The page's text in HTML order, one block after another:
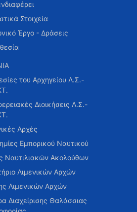
Στοιχεία
Έργο - Δράσεις
του Αρχηγείου Λ.Σ.-
Διοικήσεις Λ.Σ.-
Αρχές
Εμπορικού Ναυτικού
Ναυτιλιακών Ακολούθων
Λιμενικών Αρχών
Λιμενικών Αρχών
Διαχείρισης Θαλάσσιας